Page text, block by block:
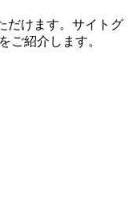
だけます。サイトグ
ご紹介します。